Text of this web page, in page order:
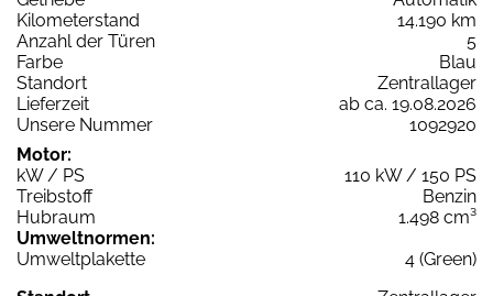
Kilometerstand
14.190 km
Anzahl der Türen
5
Farbe
Blau
Standort
Zentrallager
Lieferzeit
ab ca. 19.08.2026
Unsere Nummer
1092920
Motor:
kW / PS
110 kW / 150 PS
Treibstoff
Benzin
Hubraum
1.498 cm³
Umweltnormen:
Umweltplakette
4 (Green)